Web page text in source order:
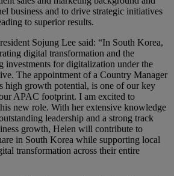
business and to drive strategic initiatives
to superior results.
Sojung Lee said: “In South Korea,
digital transformation and the
investments for digitalization under the
The appointment of a Country Manager
high growth potential, is one of our key
APAC footprint. I am excited to
new role. With her extensive knowledge
leadership and a strong track
growth, Helen will contribute to
in South Korea while supporting local
transformation across their entire